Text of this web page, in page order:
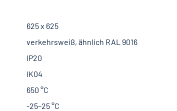
625 x 625
verkehrsweiß, ähnlich RAL 9016
IP20
IK04
650 °C
-25–25 °C